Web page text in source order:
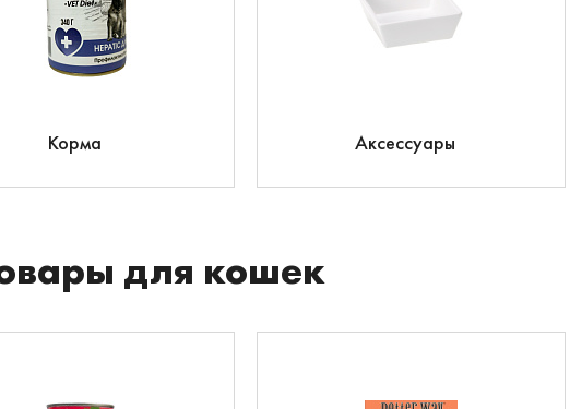
Корма Аксессуары
для кошек